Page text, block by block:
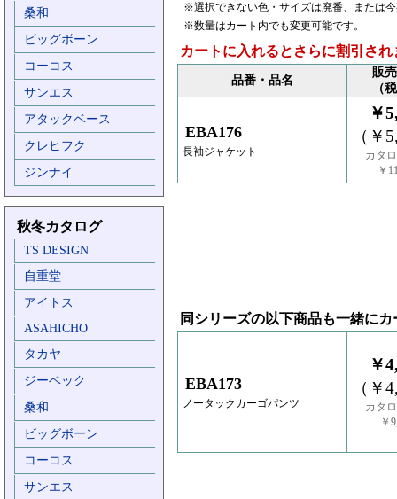
桑和
ビッグボーン
コーコス
サンエス
アタックベース
クレヒフク
ジンナイ
秋冬カタログ
TS DESIGN
自重堂
アイトス
ASAHICHO
タカヤ
ジーベック
桑和
ビッグボーン
コーコス
サンエス
※選択できない色・サイズは廃番、または
※数量はカート内でも変更可能です。
カートに入れるとさらに割引され
品番・品名
販
（
EBA176
長袖ジャケット
￥
（￥
カタ
￥
同シリーズの以下商品も一緒に
EBA173
ノータックカーゴパンツ
￥
（￥
カタ
￥